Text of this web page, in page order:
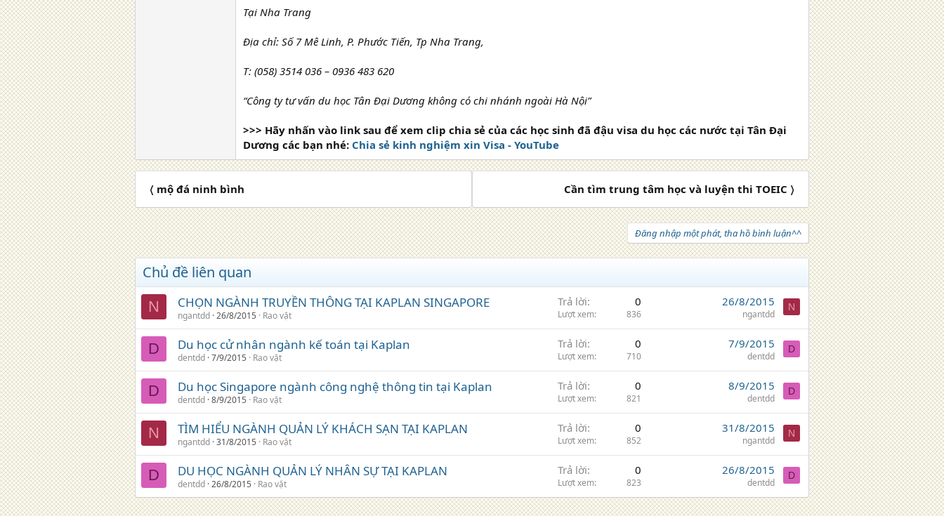
Tại Nha Trang
Địa chỉ: Số 7 Mê Linh, P. Phước Tiến, Tp Nha Trang,
T: (058) 3514 036 – 0936 483 620
“Công ty tư vấn du học Tân Đại Dương không có chi nhánh ngoài Hà Nội”
>>> Hãy nhấn vào link sau để xem clip chia sẻ của các học sinh đã đậu visa du học các nước tại Tân Đại
Dương các bạn nhé: Chia sẻ kinh nghiệm xin Visa - YouTube
〈 mộ đá ninh bình Cần tìm trung tâm học và luyện thi TOEIC 〉
Đăng nhập một phát, tha hồ bình luận^^
Chủ đề liên quan
N CHỌN NGÀNH TRUYỀN THÔNG TẠI KAPLAN SINGAPORE
ngantdd 26/8/2015 Rao vặt
Trả lời 0
Lượt xem 836
26/8/2015
ngantdd
N
D Du học cử nhân ngành kế toán tại Kaplan
dentdd 7/9/2015 Rao vặt
Trả lời 0
Lượt xem 710
7/9/2015
dentdd
D
D Du học Singapore ngành công nghệ thông tin tại Kaplan
dentdd 8/9/2015 Rao vặt
Trả lời 0
Lượt xem 821
8/9/2015
dentdd
D
N TÌM HIỂU NGÀNH QUẢN LÝ KHÁCH SẠN TẠI KAPLAN
ngantdd 31/8/2015 Rao vặt
Trả lời 0
Lượt xem 852
31/8/2015
ngantdd
N
D DU HỌC NGÀNH QUẢN LÝ NHÂN SỰ TẠI KAPLAN
dentdd 26/8/2015 Rao vặt
Trả lời 0
Lượt xem 823
26/8/2015
dentdd
D